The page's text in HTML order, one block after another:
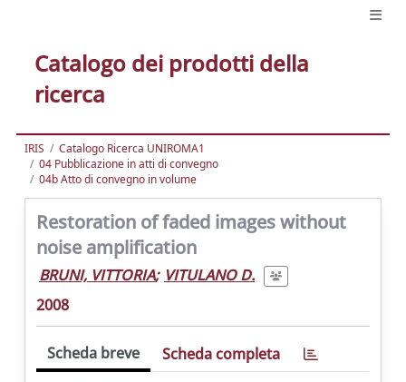
Catalogo dei prodotti della
ricerca
IRIS
Catalogo Ricerca UNIROMA1
04 Pubblicazione in atti di convegno
04b Atto di convegno in volume
Restoration of faded images without
noise amplification
BRUNI, VITTORIA; VITULANO D.
2008
Scheda breve Scheda completa